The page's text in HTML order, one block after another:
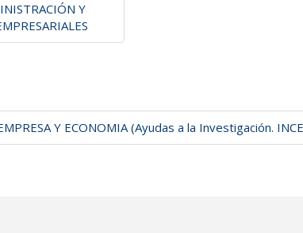
Y
Y ECONOMIA (Ayudas a la Investigación.